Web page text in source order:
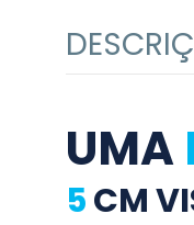
UMA
5CM